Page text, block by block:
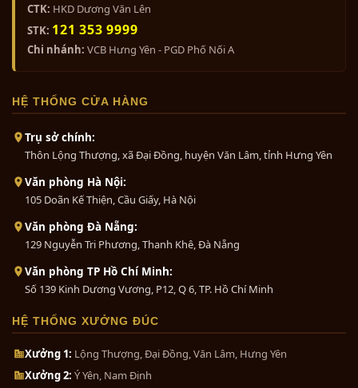
CTK: HKD Dương Văn Lên
STK: 121 353 9999
Chi nhánh: VCB Hưng Yên - PGD Phố Nối A
HỆ THỐNG CỬA HÀNG
Trụ sở chính:
Thôn Lộng Thượng, xã Đại Đồng, huyện Văn Lâm, tỉnh Hưng Yên
Văn phòng Hà Nội:
105 Doãn Kế Thiện, Cầu Giấy, Hà Nội
Văn phòng Đà Nẵng:
129 Nguyễn Tri Phương, Thanh Khê, Đà Nẵng
Văn phòng TP Hồ Chí Minh:
Số 139 Kinh Dương Vương, P12, Q 6, TP. Hồ Chí Minh
HỆ THỐNG XƯỞNG ĐÚC
Xưởng 1: Lộng Thượng, Đại Đồng, Văn Lâm, Hưng Yên
Xưởng 2: Ý Yên, Nam Định